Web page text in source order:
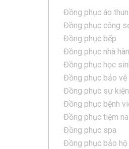
Đồng phục áo thun
Đồng phục công
Đồng phục bếp
Đồng phục nhà
Đồng phục học
Đồng phục bảo vệ
Đồng phục sự kiện
Đồng phục bệnh
Đồng phục tiệm
Đồng phục spa
Đồng phục bảo hộ